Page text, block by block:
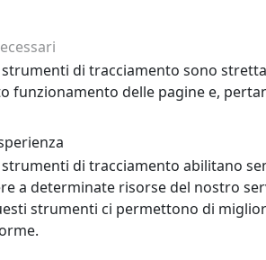
131,00 €
di tracciamento sono
funzionamento delle pagine e,
di tracciamento abilitano
a determinate risorse del nostro
strumenti ci permettono di